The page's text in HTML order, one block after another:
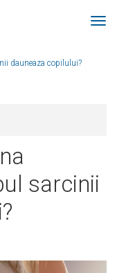
dauneaza copilului?
sarcinii